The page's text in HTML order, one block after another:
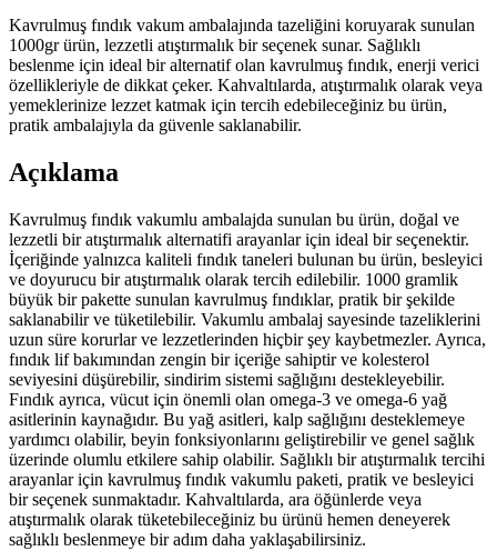
Kavrulmuş fındık vakum ambalajında tazeliğini koruyarak sunulan
1000gr ürün, lezzetli atıştırmalık bir seçenek sunar. Sağlıklı
beslenme için ideal bir alternatif olan kavrulmuş fındık, enerji verici
özellikleriyle de dikkat çeker. Kahvaltılarda, atıştırmalık olarak veya
yemeklerinize lezzet katmak için tercih edebileceğiniz bu ürün,
pratik ambalajıyla da güvenle saklanabilir.
Açıklama
Kavrulmuş fındık vakumlu ambalajda sunulan bu ürün, doğal ve
lezzetli bir atıştırmalık alternatifi arayanlar için ideal bir seçenektir.
İçeriğinde yalnızca kaliteli fındık taneleri bulunan bu ürün, besleyici
ve doyurucu bir atıştırmalık olarak tercih edilebilir. 1000 gramlik
büyük bir pakette sunulan kavrulmuş fındıklar, pratik bir şekilde
saklanabilir ve tüketilebilir. Vakumlu ambalaj sayesinde tazeliklerini
uzun süre korurlar ve lezzetlerinden hiçbir şey kaybetmezler. Ayrıca,
fındık lif bakımından zengin bir içeriğe sahiptir ve kolesterol
seviyesini düşürebilir, sindirim sistemi sağlığını destekleyebilir.
Fındık ayrıca, vücut için önemli olan omega-3 ve omega-6 yağ
asitlerinin kaynağıdır. Bu yağ asitleri, kalp sağlığını desteklemeye
yardımcı olabilir, beyin fonksiyonlarını geliştirebilir ve genel sağlık
üzerinde olumlu etkilere sahip olabilir. Sağlıklı bir atıştırmalık tercihi
arayanlar için kavrulmuş fındık vakumlu paketi, pratik ve besleyici
bir seçenek sunmaktadır. Kahvaltılarda, ara öğünlerde veya
atıştırmalık olarak tüketebileceğiniz bu ürünü hemen deneyerek
sağlıklı beslenmeye bir adım daha yaklaşabilirsiniz.